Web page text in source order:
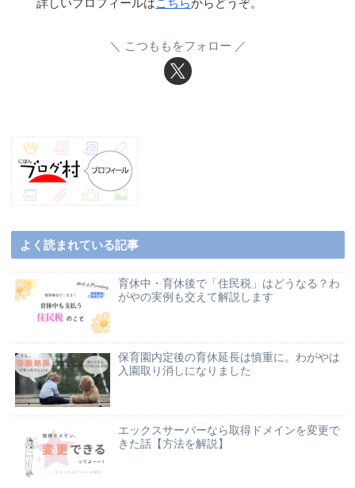
詳しいプロフィールはこちらからどうぞ。
こつももをフォロー
よく読まれている記事
育休中・育休後で「住民税」はどうなる？わ
がやの実例も交えて解説します
保育園内定後の育休延長は慎重に。わがやは
入園取り消しになりました
エックスサーバーなら取得ドメインを変更で
きた話【方法を解説】